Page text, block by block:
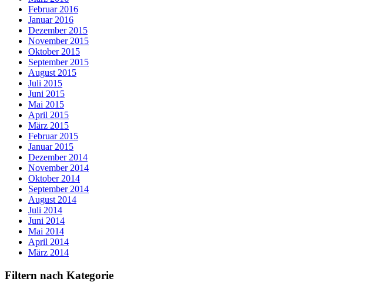
Februar 2016
Januar 2016
Dezember 2015
November 2015
Oktober 2015
September 2015
August 2015
Juli 2015
Juni 2015
Mai 2015
April 2015
März 2015
Februar 2015
Januar 2015
Dezember 2014
November 2014
Oktober 2014
September 2014
August 2014
Juli 2014
Juni 2014
Mai 2014
April 2014
März 2014
Filtern nach Kategorie